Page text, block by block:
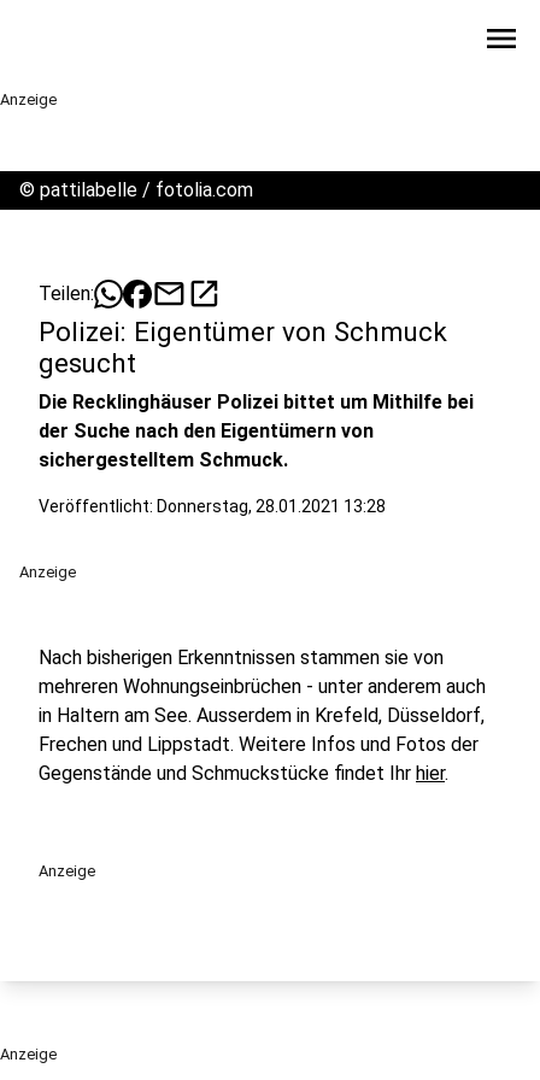
menu
Anzeige
© pattilabelle / fotolia.com
Teilen: mailopen_in_new
Polizei: Eigentümer von Schmuck
gesucht
Die Recklinghäuser Polizei bittet um Mithilfe bei
der Suche nach den Eigentümern von
sichergestelltem Schmuck.
Veröffentlicht: Donnerstag, 28.01.2021 13:28
Anzeige
Nach bisherigen Erkenntnissen stammen sie von
mehreren Wohnungseinbrüchen - unter anderem auch
in Haltern am See. Ausserdem in Krefeld, Düsseldorf,
Frechen und Lippstadt. Weitere Infos und Fotos der
Gegenstände und Schmuckstücke findet Ihr hier.
Anzeige
Anzeige